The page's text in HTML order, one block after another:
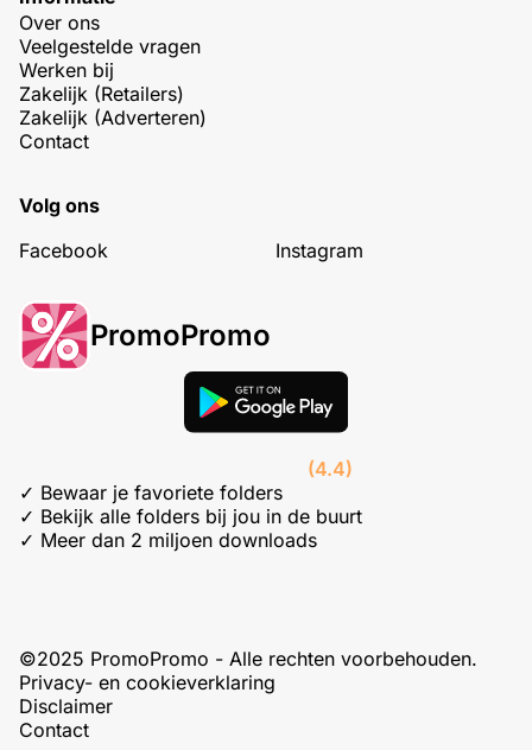
Over ons
Veelgestelde vragen
Werken bij
Zakelijk (Retailers)
Zakelijk (Adverteren)
Contact
Volg ons
Facebook
Instagram
PromoPromo
(4.4)
✓ Bewaar je favoriete folders
✓ Bekijk alle folders bij jou in de buurt
✓ Meer dan 2 miljoen downloads
©2025 PromoPromo - Alle rechten voorbehouden.
Privacy- en cookieverklaring
Disclaimer
Contact